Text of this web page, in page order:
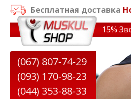
Бесплатная доставка
на тренажеры до 15%
(067) 807-74-29
(093) 170-98-23
(044) 353-88-33